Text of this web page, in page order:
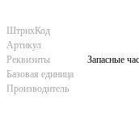
ШтрихКод
Артикул
Реквизиты
Запасные
Базовая единица
Производитель